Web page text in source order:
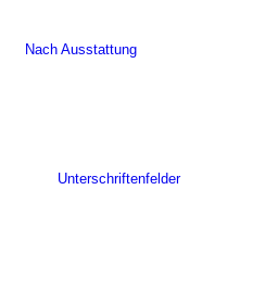
Nach Ausstattung
Unterschriftenfelder